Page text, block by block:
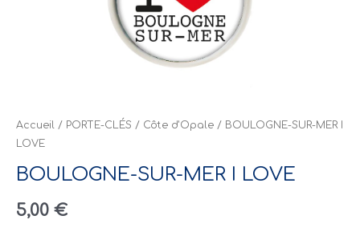
Accueil / PORTE-CLÉS / Côte d'Opale / BOULOGNE-SUR-MER I
LOVE
BOULOGNE-SUR-MER I LOVE
5,00 €